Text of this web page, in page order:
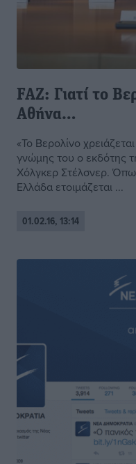
FAZ: Γιατί το
Αθήνα…
«Το Βερολίνο
γνώμης του ο εκδότης
Χόλγκερ Στέλσνερ.
Ελλάδα ετοιμάζεται ...
01.02.16, 13:14